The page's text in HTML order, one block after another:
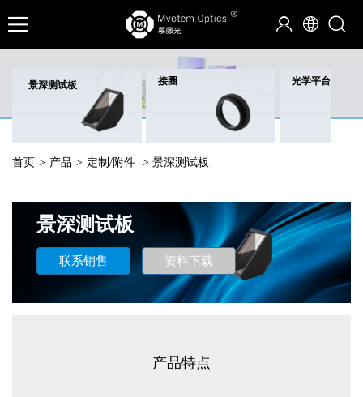
景深测试板 接圈 光学平台
首页 > 产品 > 定制/附件 > 景深测试板
景深测试板
联系销售 资料下载
产品特点